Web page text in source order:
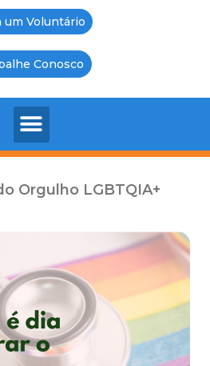
um Voluntário
Conosco
Orgulho LGBTQIA+